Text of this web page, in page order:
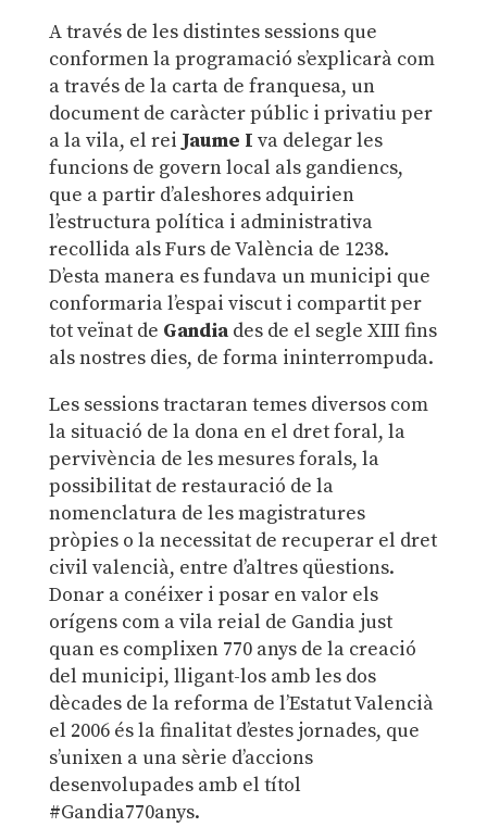
A través de les distintes sessions que
conformen la programació s’explicarà com
a través de la carta de franquesa, un
document de caràcter públic i privatiu per
a la vila, el rei Jaume I va delegar les
funcions de govern local als gandiencs,
que a partir d’aleshores adquirien
l’estructura política i administrativa
recollida als Furs de València de 1238.
D’esta manera es fundava un municipi que
conformaria l’espai viscut i compartit per
tot veïnat de Gandiades de el segle XIII fins
als nostres dies, de forma ininterrompuda.
Les sessions tractaran temes diversos com
la situació de la dona en el dret foral, la
pervivència de les mesures forals, la
possibilitat de restauració de la
nomenclatura de les magistratures
pròpies o la necessitat de recuperar el dret
civil valencià, entre d’altres qüestions.
Donar a conéixer i posar en valor els
orígens com a vila reial de Gandia just
quan es complixen 770 anys de la creació
del municipi, lligant-los amb les dos
dècades de la reforma de l’Estatut Valencià
el 2006 és la finalitat d’estes jornades, que
s’unixen a una sèrie d’accions
desenvolupades amb el títol
#Gandia770anys.